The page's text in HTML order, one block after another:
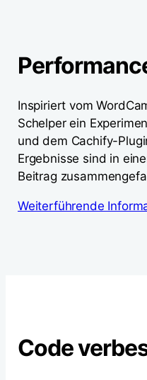
Inspiriert vom
Schelper ein
und dem Cachify-
Ergebnisse sind in
Beitrag
Weiterführende
Code